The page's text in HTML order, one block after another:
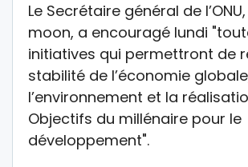
Le Secrétaire général de
moon, a encouragé lundi
initiatives qui permettront de
stabilité de l’économie
l’environnement et la
Objectifs du millénaire pour le
développement".